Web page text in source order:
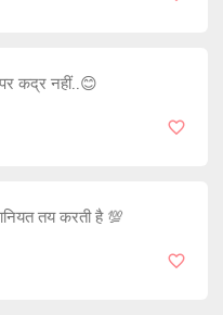
कद्र नहीं..😊
तय करती है 💯